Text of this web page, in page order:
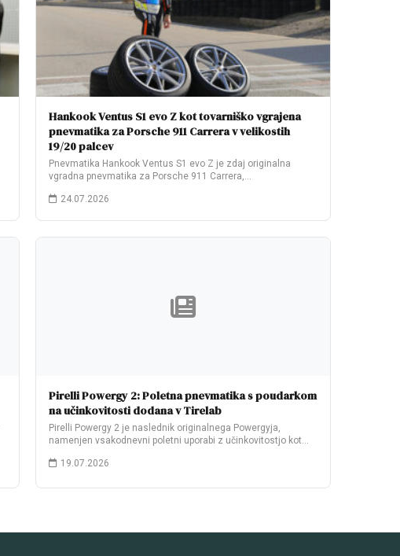
Hankook Ventus S1 evo Z kot tovarniško vgrajena
pnevmatika za Porsche 911 Carrera v velikostih
19/20 palcev
Pnevmatika Hankook Ventus S1 evo Z je zdaj originalna
vgradna pnevmatika za Porsche 911 Carrera,…
24.07.2026
Pirelli Powergy 2: Poletna pnevmatika s poudarkom
na učinkovitosti dodana v Tirelab
Pirelli Powergy 2 je naslednik originalnega Powergyja,
namenjen vsakodnevni poletni uporabi z učinkovitostjo kot
19.07.2026